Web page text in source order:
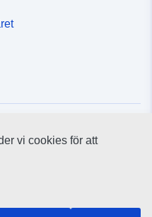
vi cookies för att